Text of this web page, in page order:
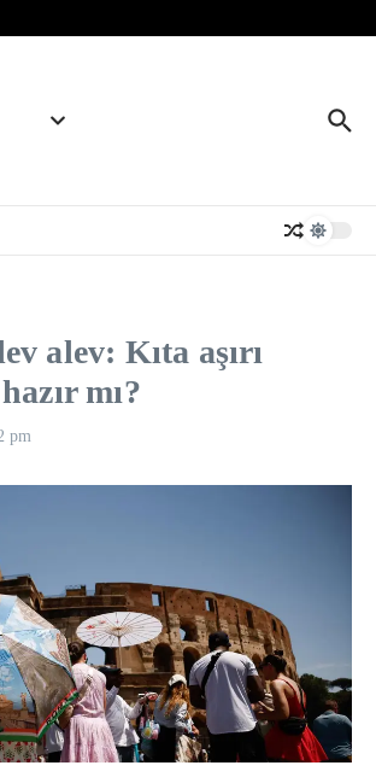
zeka bilgisayar korsanlarına avantaj sağlıyor: Kendimizi
alev: Kıta aşırı
mı?
pm